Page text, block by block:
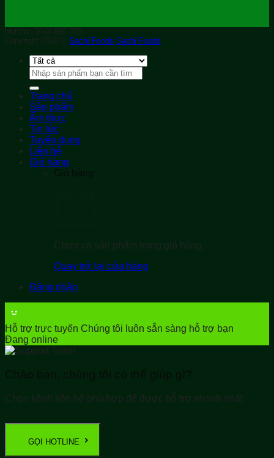
Hotline: 0944.665.375
Copyright 2026 © Sachi Foods Sachi Foods
Tìm
kiếm:
Trang chủ
Sản phẩm
Ẩm thực
Tin tức
Tuyển dụng
Liên hệ
Giỏ hàng
Giỏ hàng
Chưa có sản phẩm trong giỏ hàng.
Quay trở lại cửa hàng
Đăng nhập
Hỗ trợ trực tuyến Chúng tôi luôn sẵn sàng hỗ trợ bạn
Đang online
Chào bạn, chúng tôi có thể giúp gì?
Chọn kênh liên hệ phù hợp để được hỗ trợ nhanh nhất
GỌI HOTLINE